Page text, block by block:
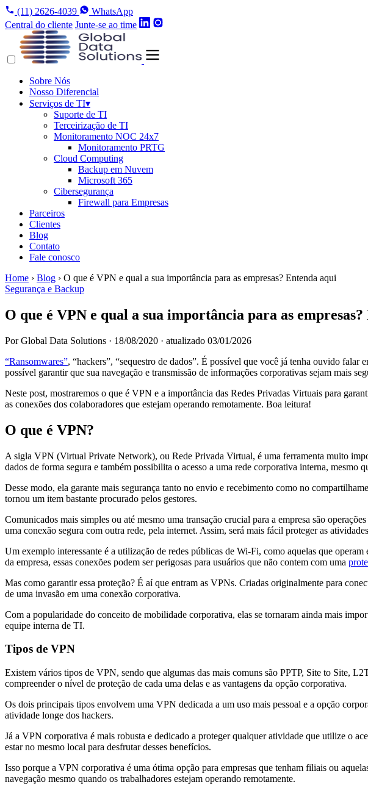
(11) 2626-4039
WhatsApp
Central do cliente Junte-se ao time
Sobre Nós
Nosso Diferencial
Serviços de TI▾
Suporte de TI
Terceirização de TI
Monitoramento NOC 24x7
Monitoramento PRTG
Cloud Computing
Backup em Nuvem
Microsoft 365
Cibersegurança
Firewall para Empresas
Parceiros
Clientes
Blog
Contato
Fale conosco
Home › Blog › O que é VPN e qual a sua importância para as empresas? Entenda aqui
Segurança e Backup
O que é VPN e qual a sua importância para as
Por Global Data Solutions · 18/08/2020 · atualizado 03/01/2026
“Ransomwares”, “hackers”, “sequestro de dados”. É possível que você já tenha ouvido falar
possível garantir que sua navegação e transmissão de informações corporativas sejam mais
Neste post, mostraremos o que é VPN e a importância das Redes Privadas Virtuais para
as conexões dos colaboradores que estejam operando remotamente. Boa leitura!
O que é VPN?
A sigla VPN (Virtual Private Network), ou Rede Privada Virtual, é uma ferramenta muito
dados de forma segura e também possibilita o acesso a uma rede corporativa interna, mesmo
Desse modo, ela garante mais segurança tanto no envio e recebimento como no
tornou um item bastante procurado pelos gestores.
Comunicados mais simples ou até mesmo uma transação crucial para a empresa são
uma conexão segura com outra rede, pela internet. Assim, será mais fácil proteger as
Um exemplo interessante é a utilização de redes públicas de Wi-Fi, como aquelas que
da empresa, essas conexões podem ser perigosas para usuários que não contem com uma
Mas como garantir essa proteção? É aí que entram as VPNs. Criadas originalmente para
de uma invasão em uma conexão corporativa.
Com a popularidade do conceito de mobilidade corporativa, elas se tornaram ainda mais
equipe interna de TI.
Tipos de VPN
Existem vários tipos de VPN, sendo que algumas das mais comuns são PPTP, Site to Site,
compreender o nível de proteção de cada uma delas e as vantagens da opção corporativa.
Os dois principais tipos envolvem uma VPN dedicada a um uso mais pessoal e a opção
atividade longe dos hackers.
Já a VPN corporativa é mais robusta e dedicado a proteger qualquer atividade que utilize o
estar no mesmo local para desfrutar desses benefícios.
Isso porque a VPN corporativa é uma ótima opção para empresas que tenham filiais ou
navegação mesmo quando os trabalhadores estejam operando remotamente.